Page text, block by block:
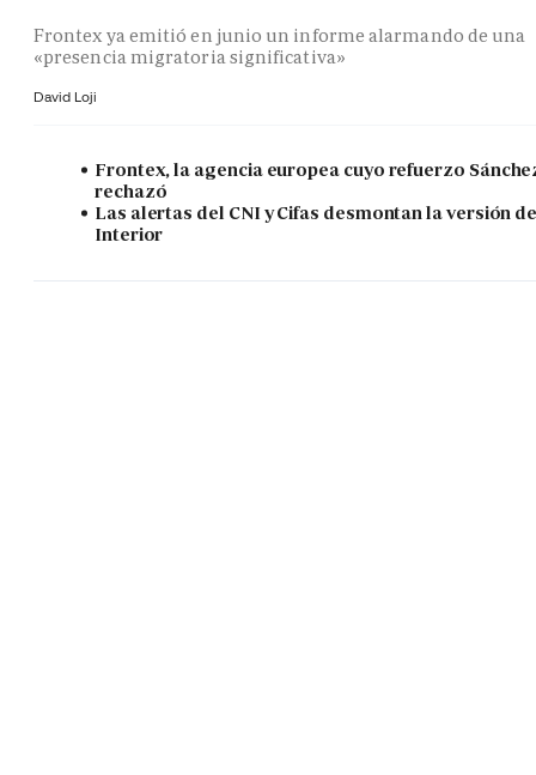
Frontex ya emitió en junio un informe alarmando de una
«presencia migratoria significativa»
David Loji
Frontex, la agencia europea cuyo refuerzo
rechazó
Las alertas del CNI y Cifas desmontan la versión
Interior